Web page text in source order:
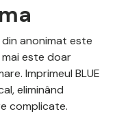
anonimat este
este doar
Imprimeul BLUE
eliminând
complicate.